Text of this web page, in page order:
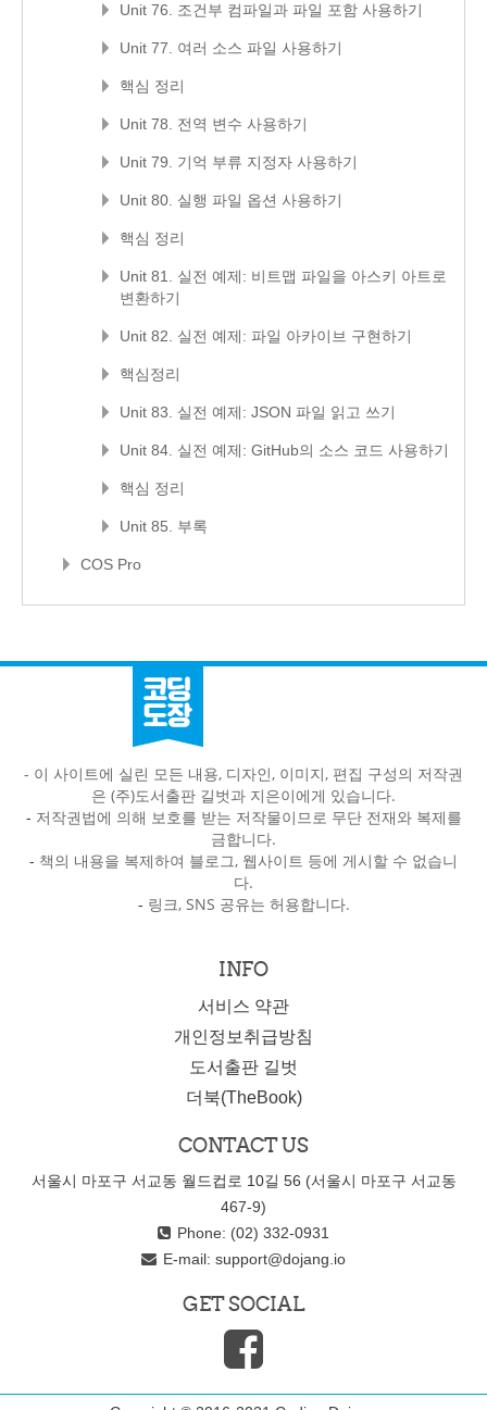
Unit 76. 조건부 컴파일과 파일 포함 사용하기
Unit 77. 여러 소스 파일 사용하기
핵심 정리
Unit 78. 전역 변수 사용하기
Unit 79. 기억 부류 지정자 사용하기
Unit 80. 실행 파일 옵션 사용하기
핵심 정리
Unit 81. 실전 예제: 비트맵 파일을 아스키 아트로
변환하기
Unit 82. 실전 예제: 파일 아카이브 구현하기
핵심정리
Unit 83. 실전 예제: JSON 파일 읽고 쓰기
Unit 84. 실전 예제: GitHub의 소스 코드 사용하기
핵심 정리
Unit 85. 부록
COS Pro
- 이 사이트에 실린 모든 내용, 디자인, 이미지, 편집 구성의 저작권
은 (주)도서출판 길벗과 지은이에게 있습니다.
- 저작권법에 의해 보호를 받는 저작물이므로 무단 전재와 복제를
금합니다.
- 책의 내용을 복제하여 블로그, 웹사이트 등에 게시할 수 없습니
다.
- 링크, SNS 공유는 허용합니다.
INFO
서비스 약관
개인정보취급방침
도서출판 길벗
더북(TheBook)
CONTACT US
서울시 마포구 서교동 월드컵로 10길 56 (서울시 마포구 서교동
467-9)
Phone: (02) 332-0931
E-mail: support@dojang.io
GET SOCIAL